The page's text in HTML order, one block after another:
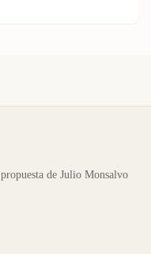
de Julio Monsalvo